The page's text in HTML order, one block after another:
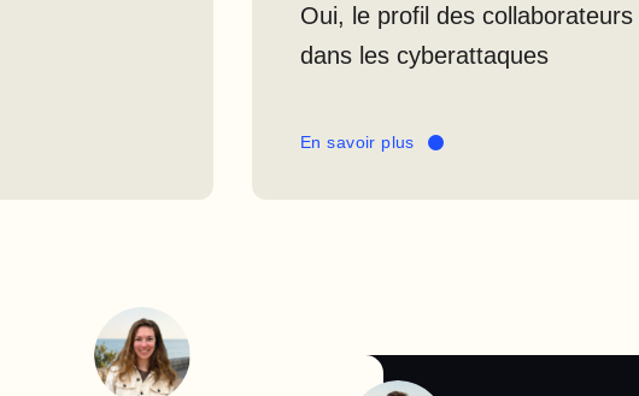
Oui, le profil des
dans les cyberattaques
En savoir plus